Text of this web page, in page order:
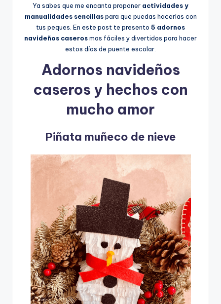
Ya sabes que me encanta proponer actividades y
manualidades sencillaspara que puedas hacerlas con
tus peques. En este post te presento 5 adornos
navideños caserosmas fáciles y divertidos para hacer
estos días de puente escolar.
Adornos navideños
caseros y hechos con
mucho amor
Piñata muñeco de nieve